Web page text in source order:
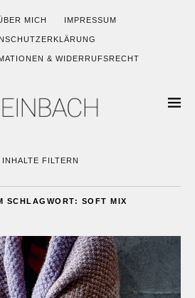
MICH IMPRESSUM
& WIDERRUFSRECHT
INHALTE FILTERN
SCHLAGWORT: SOFT MIX